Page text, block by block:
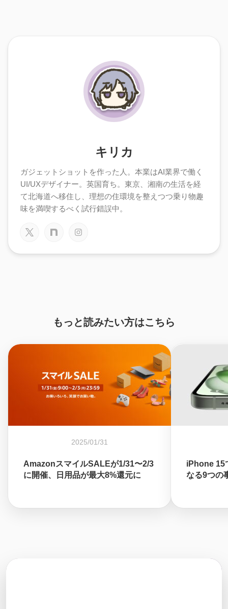
キリカ
ガジェットショットを作った人。本業はAI業界で働く
UI/UXデザイナー。英国育ち。東京、湘南の生活を経
て北海道へ移住し、理想の住環境を整えつつ乗り物趣
味を満喫するべく試行錯誤中。
もっと読みたい方はこちら
2025/01/31
AmazonスマイルSALEが1/31〜2/3
に開催、日用品が最大8%還元に
iPhone 15
なる9つの